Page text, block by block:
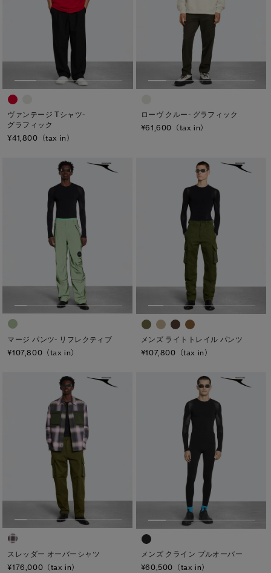
ヴァンテージ Tシャツ-
グラフィック
¥41,800（tax in）
ローヴ クルー- グラフィック
¥61,600（tax in）
マージ パンツ- リフレクティブ
¥107,800（tax in）
メンズ ライトトレイル パンツ
¥107,800（tax in）
スレッダー オーバーシャツ
¥176,000（tax in）
メンズ クライン プルオーバー
¥60,500（tax in）